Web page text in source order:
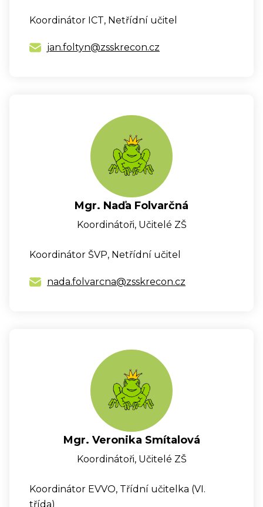
Koordinátor ICT, Netřídní učitel
jan.foltyn@zsskrecon.cz
Mgr. Naďa Folvarčná
Koordinátoři, Učitelé ZŠ
Koordinátor ŠVP, Netřídní učitel
nada.folvarcna@zsskrecon.cz
Mgr. Veronika Smítalová
Koordinátoři, Učitelé ZŠ
Koordinátor EVVO, Třídní učitelka (VI.
třída)